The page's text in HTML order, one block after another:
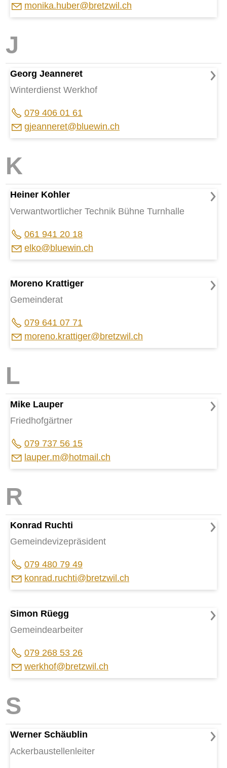
m n k h b r br tzw ch
Georg Jeanneret
Winterdienst Werkhof
079 406 01 61
gj
nn r t bl w n ch
Heiner Kohler
Verwantwortlicher Technik Bühne Turnhalle
061 941 20 18
lk
bl w n ch
Moreno Krattiger
Gemeinderat
079 641 07 71
m r n kr tt g r br tzw l ch
Mike Lauper
Friedhofgärtner
079 737 56 15
p r m h tm ch
Konrad Ruchti
Gemeindevizepräsident
079 480 79 49
k nr d r cht br tzw ch
Simon Rüegg
Gemeindearbeiter
079 268 53 26
w rkh f br tzw ch
Werner Schäublin
Ackerbaustellenleiter